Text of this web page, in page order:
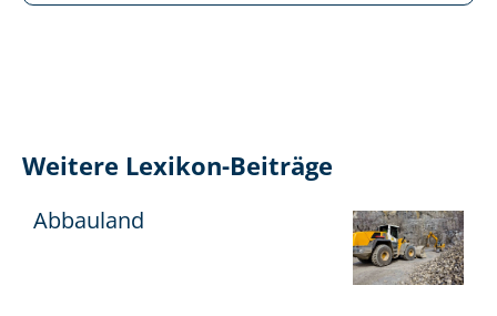
Weitere Lexikon-Beiträge
Abbauland